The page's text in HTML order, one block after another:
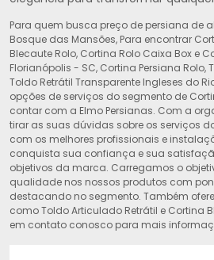
Para quem busca preço de persiana de
Bosque das Mansões, Para encontrar
Blecaute Rolo, Cortina Rolo Caixa Box e
Florianópolis - SC, Cortina Persiana Rolo,
Toldo Retrátil Transparente Ingleses do
opções de serviços do segmento de
contar com a Elmo Persianas. Com a
tirar as suas dúvidas sobre os serviços
com os melhores profissionais e
conquista sua confiança e sua
objetivos da marca. Carregamos o
qualidade nos nossos produtos com
destacando no segmento. Também
como Toldo Articulado Retrátil e Cortina
em contato conosco para mais